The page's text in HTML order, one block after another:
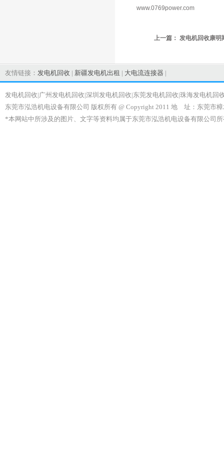
www.0769power.com
上一篇： 发电机回收康
友情链接： 发电机回收 | 新疆发电机出租 | 大电流连接器 |
发电机回收|广州发电机回收|深圳发电机回收|东莞发电机回收|珠海发电机回
东莞市泓浩机电设备有限公司 版权所有 @ Copyright 2011 地 址：东莞市
*本网站中所涉及的图片、文字等资料均属于东莞市泓浩机电设备有限公司